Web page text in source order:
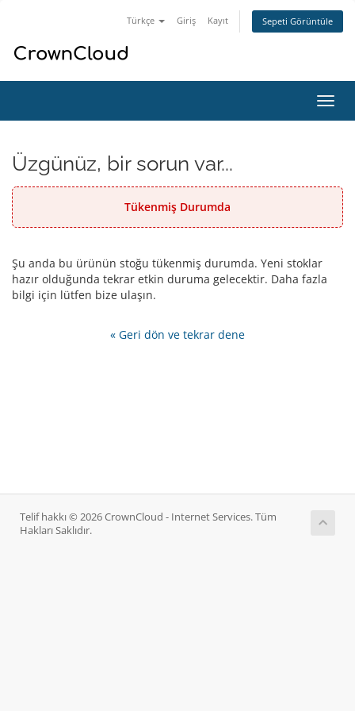
Türkçe Giriş Kayıt Sepeti Görüntüle
Üzgünüz, bir sorun var...
Tükenmiş Durumda
Şu anda bu ürünün stoğu tükenmiş durumda. Yeni stoklar
hazır olduğunda tekrar etkin duruma gelecektir. Daha fazla
bilgi için lütfen bize ulaşın.
« Geri dön ve tekrar dene
Telif hakkı © 2026 CrownCloud - Internet Services. Tüm
Hakları Saklıdır.